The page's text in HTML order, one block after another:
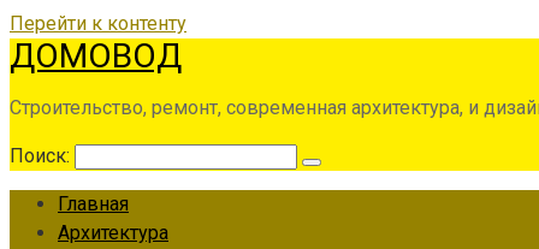
Перейти к контенту
ДОМОВОД
Строительство, ремонт, современная архитектура, и
Поиск:
Главная
Архитектура